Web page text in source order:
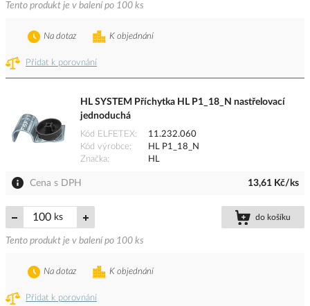
Tento produkt je v balení po 100 ks
Přidat k porovnání
K objednání
Na dotaz
HL SYSTEM Příchytka HL P1_18_N nastřelovací
jednoduchá
Kód ELFETEX
11.232.060
Kód výrobce
HL P1_18_N
Značka
HL
Cena s DPH 13,61 Kč/ks
ks do košíku
Tento produkt je v balení po 100 ks
Přidat k porovnání
K objednání
Na dotaz